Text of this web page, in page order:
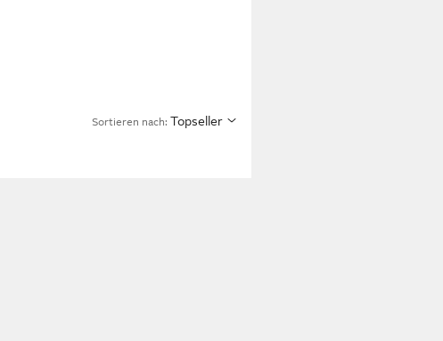
Sortieren nach: Topseller